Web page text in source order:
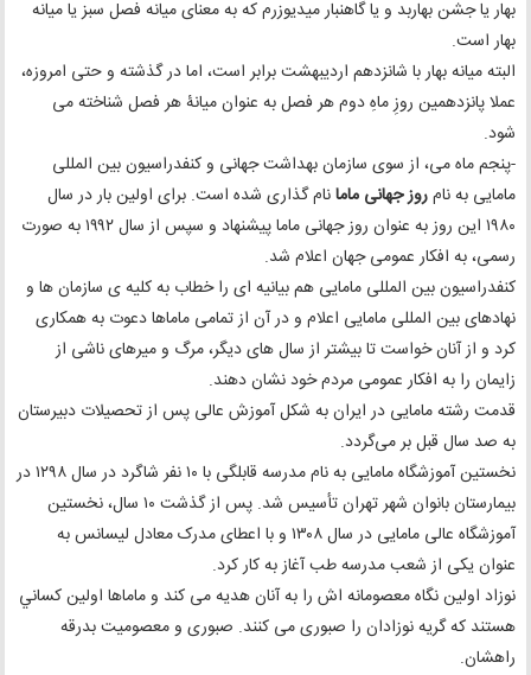
بهار یا جشن بهاربد و یا گاهنبار میدیوزرم که به معنای میانه فصل سبز یا میانه
بهار است.
البته میانه بهار با شانزدهم اردیبهشت برابر است، اما در گذشته و حتی امروزه،
عملا پانزدهمین روزِ ماهِ دوم هر فصل به عنوان میانۀ هر فصل شناخته می
شود.
-پنجم ماه می، از سوی سازمان بهداشت جهانی و کنفدراسیون بین المللی
مامایی به نامروز جهانی مامانام گذاری شده است. برای اولین بار در سال
۱۹۸۰ این روز به عنوان روز جهانی ماما پیشنهاد و سپس از سال ۱۹۹۲ به صورت
رسمی، به افکار عمومی جهان اعلام شد.
کنفدراسیون بین المللی مامایی هم بیانیه ای را خطاب به کلیه ی سازمان ها و
نهادهای بین المللی مامایی اعلام و در آن از تمامی ماماها دعوت به همکاری
کرد و از آنان خواست تا بیشتر از سال های دیگر، مرگ و میرهای ناشی از
زایمان را به افکار عمومی مردم خود نشان دهند.
قدمت رشته مامایی در ایران به شکل آموزش عالی پس از تحصیلات دبیرستان‌
به صد سال قبل بر می‌گردد.
نخستین آموزشگاه مامایی به نام مدرسه قابلگی با ۱۰ نفر شاگرد در سال ۱۲۹۸ در
بیمارستان بانوان ‌شهر تهران تأسیس شد. پس از گذشت ۱۰ سال، نخستین
آموزشگاه عالی مامایی در سال ۱۳۰۸ و با اعطای مدرک معادل لیسانس به
عنوان یکی از شعب مدرسه طب آغاز به کار کرد.
نوزاد اولین نگاه معصومانه اش را به آنان هدیه می کند و ماماها اولین کساني
هستند که گریه نوزادان را صبوری می کنند. صبوری و معصومیت بدرقه
راهشان.